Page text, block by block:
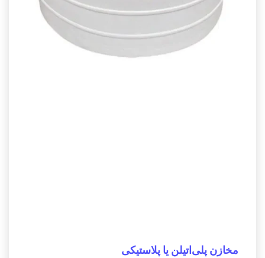
مخازن پلی‌اتیلن یا پلاستیکی